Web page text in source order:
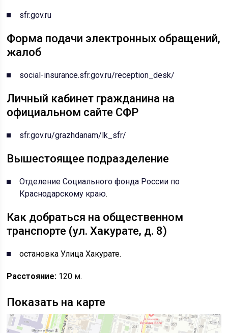
sfr.gov.ru
Форма подачи электронных обращений,
жалоб
social-insurance.sfr.gov.ru/reception_desk/
Личный кабинет гражданина на
официальном сайте СФР
sfr.gov.ru/grazhdanam/lk_sfr/
Вышестоящее подразделение
Отделение Социального фонда России по
Краснодарскому краю.
Как добраться на общественном
транспорте (ул. Хакурате, д. 8)
остановка Улица Хакурате.
Расстояние: 120 м.
Показать на карте